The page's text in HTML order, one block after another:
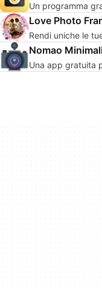
Un programma
Love Photo
Rendi uniche le
Nomao
Una app gratuita